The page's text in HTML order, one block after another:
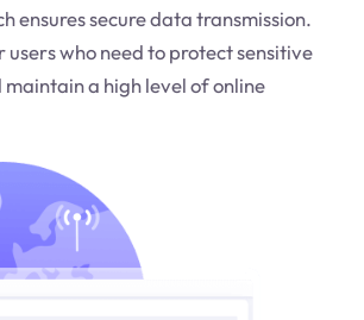
ensures secure data transmission.
users who need to protect sensitive
a high level of online